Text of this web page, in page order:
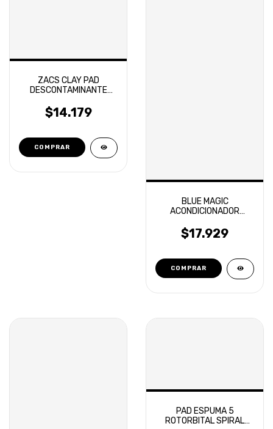
ZACS CLAY PAD
DESCONTAMINANTE
$14.179
BLUE MAGIC
ACONDICIONADOR
SHINE
$17.929
PAD ESPUMA 5
ROTORBITAL SPIRAL